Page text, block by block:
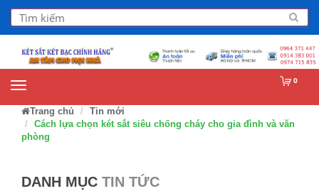
0
Trang chủ
Tin mới
Cách lựa chọn két sắt siêu chống cháy cho gia đình và văn
phòng
DANH MỤC TIN TỨC